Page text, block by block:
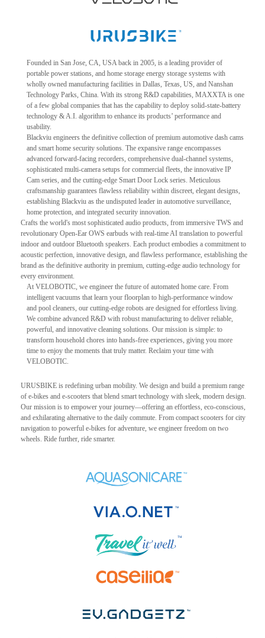
Founded in San Jose, CA, USA back in 2005, is a leading provider of
portable power stations, and home storage energy storage systems with
wholly owned manufacturing facilities in Dallas, Texas, US, and Nanshan
Technology Parks, China. With its strong R&D capabilities, MAXXTA is one
of a few global companies that has the capability to deploy solid-state-battery
technology & A.I. algorithm to enhance its products’ performance and
usability.
Blackviu engineers the definitive collection of premium automotive dash cams
and smart home security solutions. The expansive range encompasses
advanced forward-facing recorders, comprehensive dual-channel systems,
sophisticated multi-camera setups for commercial fleets, the innovative IP
Cam series, and the cutting-edge Smart Door Lock series. Meticulous
craftsmanship guarantees flawless reliability within discreet, elegant designs,
establishing Blackviu as the undisputed leader in automotive surveillance,
home protection, and integrated security innovation.
Crafts the world's most sophisticated audio products, from immersive TWS and
revolutionary Open-Ear OWS earbuds with real-time AI translation to powerful
indoor and outdoor Bluetooth speakers. Each product embodies a commitment to
acoustic perfection, innovative design, and flawless performance, establishing the
brand as the definitive authority in premium, cutting-edge audio technology for
every environment.
At VELOBOTIC, we engineer the future of automated home care. From
intelligent vacuums that learn your floorplan to high-performance window
and pool cleaners, our cutting-edge robots are designed for effortless living.
We combine advanced R&D with robust manufacturing to deliver reliable,
powerful, and innovative cleaning solutions. Our mission is simple: to
transform household chores into hands-free experiences, giving you more
time to enjoy the moments that truly matter. Reclaim your time with
VELOBOTIC.
URUSBIKE is redefining urban mobility. We design and build a premium range
of e-bikes and e-scooters that blend smart technology with sleek, modern design.
Our mission is to empower your journey—offering an effortless, eco-conscious,
and exhilarating alternative to the daily commute. From compact scooters for city
navigation to powerful e-bikes for adventure, we engineer freedom on two
wheels. Ride further, ride smarter.